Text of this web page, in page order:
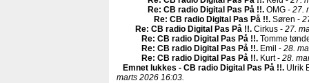
Re: CB radio Digital Pas På !!. OMG - 27.
Re: CB radio Digital Pas På !!. Søren -
Re: CB radio Digital Pas På !!. Cirkus - 27.
Re: CB radio Digital Pas På !!. Tomme
Re: CB radio Digital Pas På !!. Emil - 28.
Re: CB radio Digital Pas På !!. Kurt - 28.
Emnet lukkes - CB radio Digital Pas På !!. Ulrik
marts 2026 16:03.